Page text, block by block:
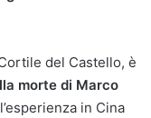
del Castello, è
morte di Marco
in Cina